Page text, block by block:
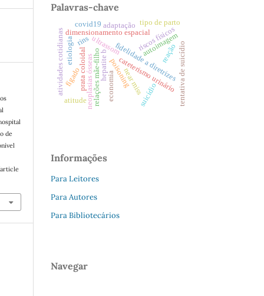
de
Palavras-chave
hepatite b
neoplasias ósseas poisoning
ultrassom
cateterismo urinário
near miss
fidelidade a diretrizes
relações mãe-filho
dimensionamento espacialriscos físicos
autoimagem
economia suicídio tentativa de suicídio
reação
prata coloidal
fígado
rins
adaptação tipo de parto
atividades cotidianas
atitude
etiologia
covid19
Informações
Para Leitores
Para Autores
Para Bibliotecários
Navegar